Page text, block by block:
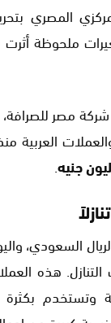
المصري
ملحوظة
مصر للصرافة،
العربية
.
السعودي،
هذه
وتستخدم بكثرة